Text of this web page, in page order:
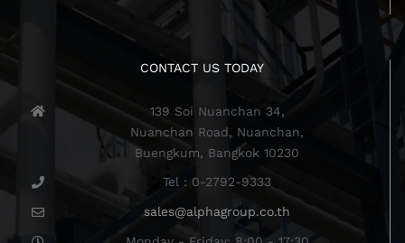
CONTACT US TODAY
139 Soi Nuanchan 34,
Nuanchan Road, Nuanchan,
Buengkum, Bangkok 10230
Tel : 0-2792-9333
sales@alphagroup.co.th